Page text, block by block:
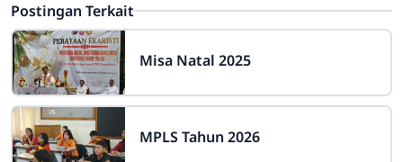
Postingan Terkait
Misa Natal 2025
MPLS Tahun 2026